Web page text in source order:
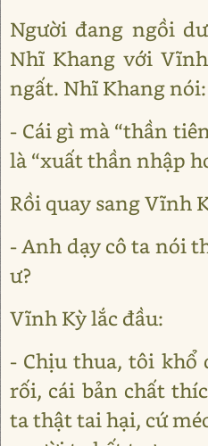
Người đang ngồi
Nhĩ Khang với
ngất. Nhĩ Khang nói:
- Cái gì mà “thần
là “xuất thần nhập
Rồi quay sang Vĩnh
- Anh dạy cô ta nói
ư?
Vĩnh Kỳ lắc đầu:
- Chịu thua, tôi khổ
rối, cái bản chất
ta thật tai hại, cứ